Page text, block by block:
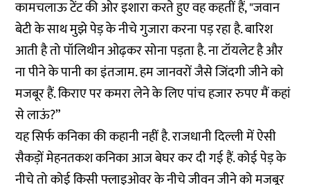
कामचलाऊ टेंट की ओर इशारा करते हुए वह कहतीं हैं, "जवान
बेटी के साथ मुझे पेड़ के नीचे गुजारा करना पड़ रहा है. बारिश
आती है तो पॉलिथीन ओढ़कर सोना पड़ता है. ना टॉयलेट है और
ना पीने के पानी का इंतजाम. हम जानवरों जैसे जिंदगी जीने को
मजबूर हैं. किराए पर कमरा लेने के लिए पांच हजार रुपए मैं कहां
से लाऊं?”
यह सिर्फ कनिका की कहानी नहीं है. राजधानी दिल्ली में ऐसी
सैकड़ों मेहनतकश कनिका आज बेघर कर दी गई हैं. कोई पेड़ के
नीचे तो कोई किसी फ्लाइओवर के नीचे जीवन जीने को मजबूर